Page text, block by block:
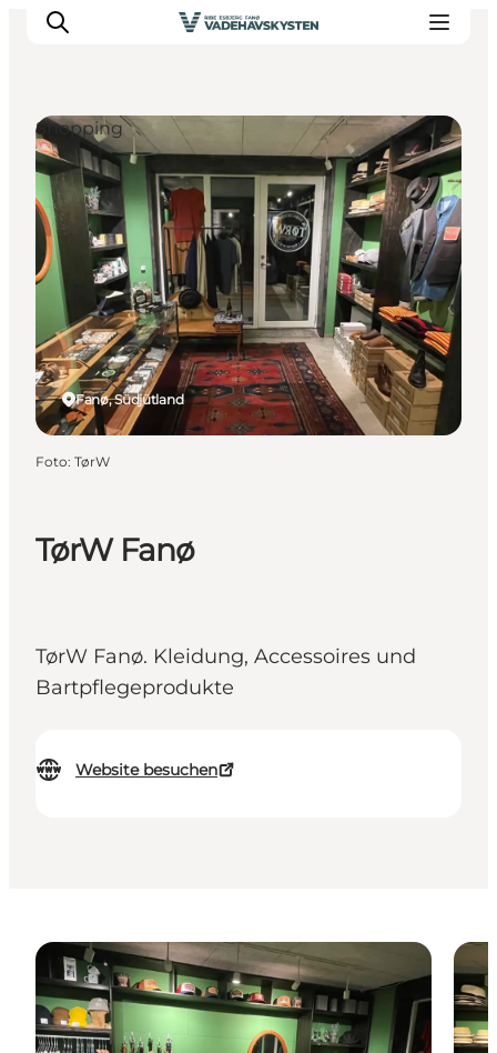
Ribe
Esbjerg
Fanø
Mandø
Wattenmeer
Essen und Schlafen
Veranstaltungen
TørW Fanø
TørW Fanø. Kleidung, Accessoires und
Bartpflegeprodukte
Website besuchen
Fanø, Südjütland
Shopping
Foto: TørW